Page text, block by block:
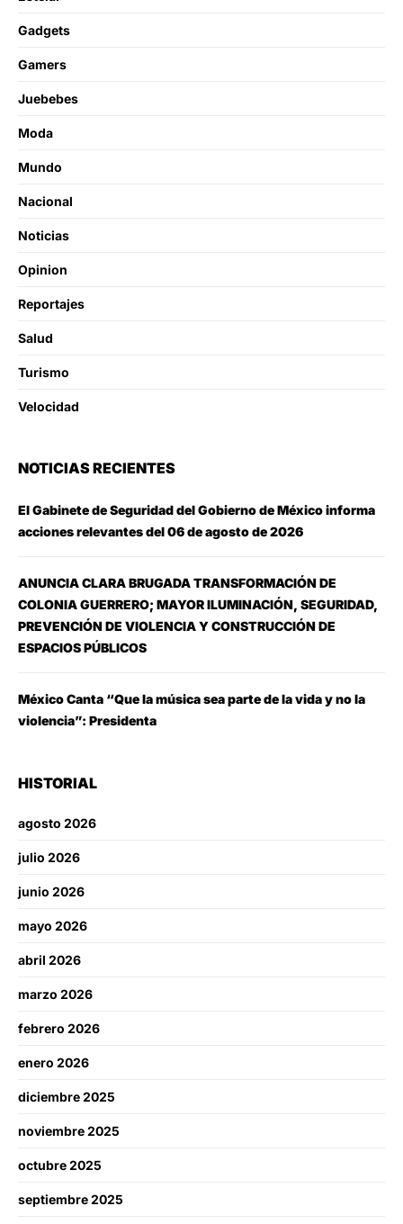
Gadgets
Gamers
Juebebes
Moda
Mundo
Nacional
Noticias
Opinion
Reportajes
Salud
Turismo
Velocidad
NOTICIAS RECIENTES
El Gabinete de Seguridad del Gobierno de México informa
acciones relevantes del 06 de agosto de 2026
ANUNCIA CLARA BRUGADA TRANSFORMACIÓN DE
COLONIA GUERRERO; MAYOR ILUMINACIÓN, SEGURIDAD,
PREVENCIÓN DE VIOLENCIA Y CONSTRUCCIÓN DE
ESPACIOS PÚBLICOS
México Canta “Que la música sea parte de la vida y no la
violencia”: Presidenta
HISTORIAL
agosto 2026
julio 2026
junio 2026
mayo 2026
abril 2026
marzo 2026
febrero 2026
enero 2026
diciembre 2025
noviembre 2025
octubre 2025
septiembre 2025